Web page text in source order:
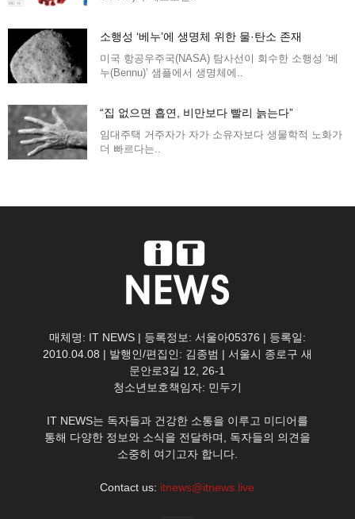
소행성 ‘베누’에 생명체 위한 물·탄소 존재
미국 항공우주국(NASA) 탐사선이 회수한 소행성 ‘베
누(Bennu)’ 샘플에서 생명체에..
“집 없으면 흡연, 비만보다 빨리 늙는다”
임대주택 거주자가 자가 소유자보다 생물학적 노화가
더 빠르다는..
매체명: IT NEWS | 등록정보: 서울아05376 | 등록일:
2010.04.08 | 발행인/편집인: 김종범 | 서울시 종로구 새
문안로3길 12, 26-1
청소년보호책임자: 민두기
IT NEWS는 독자들과 건강한 소통을 이루고 미디어를
통해 다양한 정보와 소식을 전달하며, 독자들의 의견을
소중히 여기고자 합니다.
Contact us: itnews@itnews.live